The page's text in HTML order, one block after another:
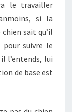
le travailler
si la
sait qu’il
pour suivre le
l’entends, lui
de base est